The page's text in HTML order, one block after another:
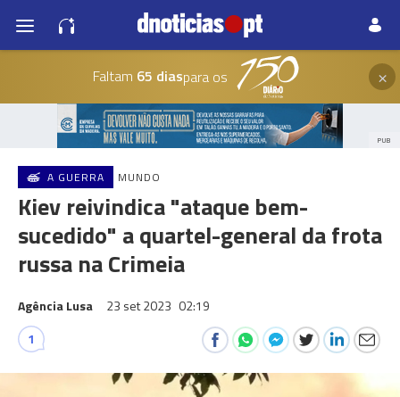
Faltam 65 diaspara os ×
PUB
A GUERRA MUNDO
Kiev reivindica "ataque bem-
sucedido" a quartel-general da frota
russa na Crimeia
Agência Lusa 23 set 2023 02:19
1